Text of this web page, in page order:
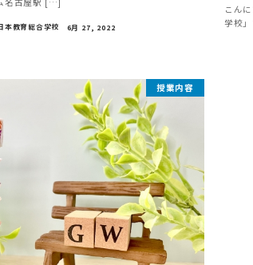
本教育総合学校 6月 27, 2022
こん
学校
授業内容